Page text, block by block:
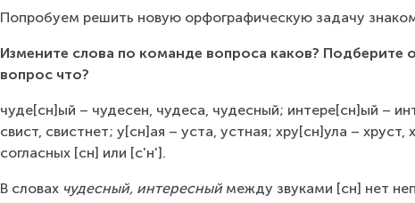
Попробуем решить новую орфографическую задачу
Измените слова по команде вопроса каков?
вопрос что?
чуде[сн]ый – чудесен, чудеса, чудесный; интере[сн]ый –
свист, свистнет; у[сн]ая – уста, устная; хру[сн]ула –
согласных [сн] или [с'н'].
В словах чудесный, интересный между звуками [сн] нет